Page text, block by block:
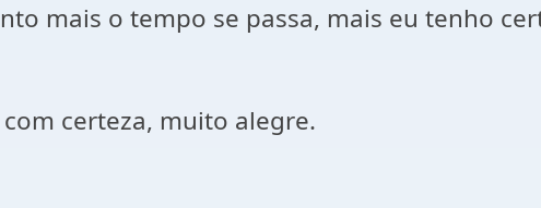
mais o tempo se passa, mais eu tenho
certeza, muito alegre.